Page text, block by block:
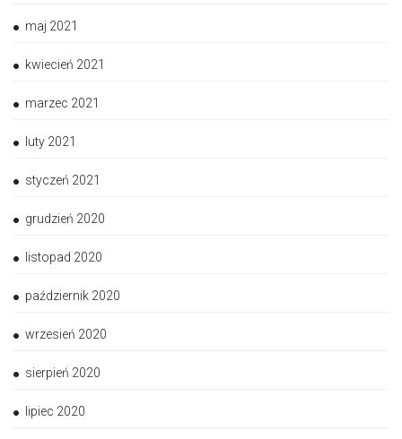
maj 2021
kwiecień 2021
marzec 2021
luty 2021
styczeń 2021
grudzień 2020
listopad 2020
październik 2020
wrzesień 2020
sierpień 2020
lipiec 2020